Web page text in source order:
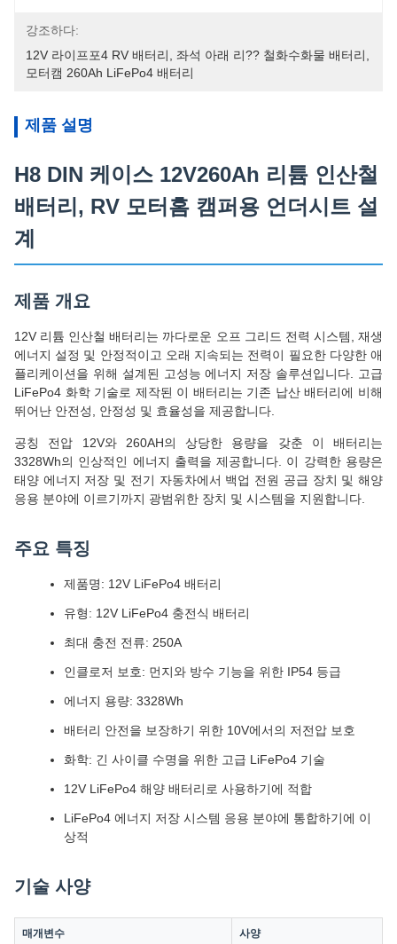
강조하다:
12V 라이프포4 RV 배터리
좌석 아래 리?? 철화수화물 배터리
모터캠 260Ah LiFePo4 배터리
제품 설명
H8 DIN 케이스 12V260Ah 리튬 인산철
배터리, RV 모터홈 캠퍼용 언더시트 설
계
제품 개요
12V 리튬 인산철 배터리는 까다로운 오프 그리드 전력 시스템, 재생
에너지 설정 및 안정적이고 오래 지속되는 전력이 필요한 다양한 애
플리케이션을 위해 설계된 고성능 에너지 저장 솔루션입니다. 고급
LiFePo4 화학 기술로 제작된 이 배터리는 기존 납산 배터리에 비해
뛰어난 안전성, 안정성 및 효율성을 제공합니다.
공칭 전압 12V와 260AH의 상당한 용량을 갖춘 이 배터리는
3328Wh의 인상적인 에너지 출력을 제공합니다. 이 강력한 용량은
태양 에너지 저장 및 전기 자동차에서 백업 전원 공급 장치 및 해양
응용 분야에 이르기까지 광범위한 장치 및 시스템을 지원합니다.
주요 특징
제품명: 12V LiFePo4 배터리
유형: 12V LiFePo4 충전식 배터리
최대 충전 전류: 250A
인클로저 보호: 먼지와 방수 기능을 위한 IP54 등급
에너지 용량: 3328Wh
배터리 안전을 보장하기 위한 10V에서의 저전압 보호
화학: 긴 사이클 수명을 위한 고급 LiFePo4 기술
12V LiFePo4 해양 배터리로 사용하기에 적합
LiFePo4 에너지 저장 시스템 응용 분야에 통합하기에 이
상적
기술 사양
매개변수 사양